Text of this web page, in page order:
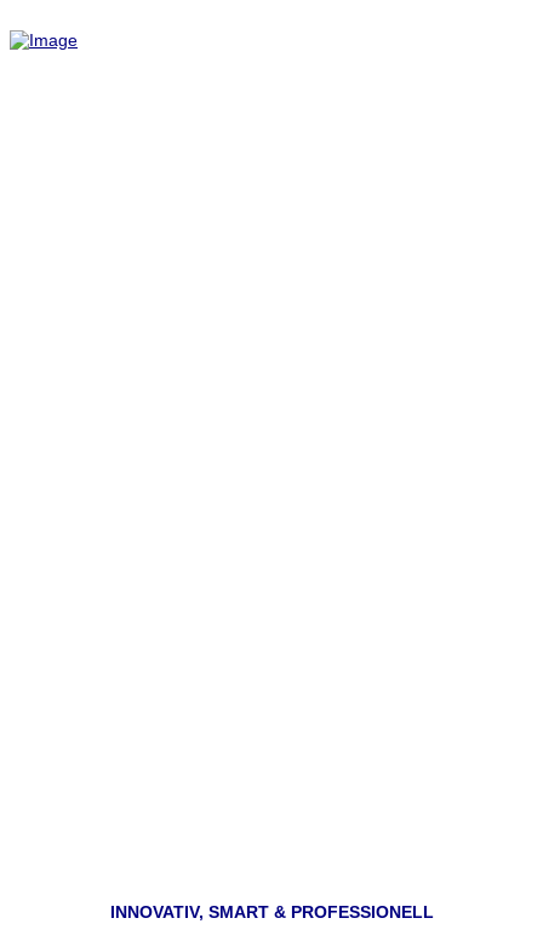
INNOVATIV, SMART & PROFESSIONELL